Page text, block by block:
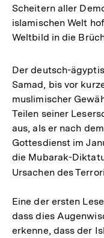
Scheitern aller
islamischen Welt
Weltbild in die
Der deutsch-
Samad, bis vor
muslimischer
Teilen seiner
aus, als er nach
Gottesdienst im
die Mubarak-
Ursachen des
Eine der ersten
dass dies
erkenne, dass der